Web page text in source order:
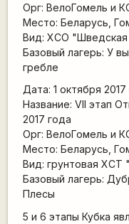
Орг: ВелоГомель и
Место: Беларусь,
Вид: ХСО "Шведская
Базовый лагерь: У
гребле
Дата: 1 октября 2017
Название: VII этап
2017 года
Орг: ВелоГомель и
Место: Беларусь,
Вид: грунтовая ХСТ
Базовый лагерь:
Плесы
5 и 6 этапы Кубка